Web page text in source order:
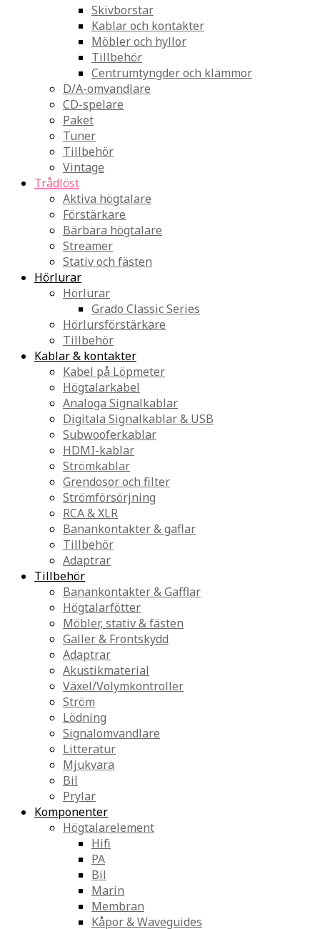
Skivborstar
Kablar och kontakter
Möbler och hyllor
Tillbehör
Centrumtyngder och klämmor
D/A-omvandlare
CD-spelare
Paket
Tuner
Tillbehör
Vintage
Trådlöst
Aktiva högtalare
Förstärkare
Bärbara högtalare
Streamer
Stativ och fästen
Hörlurar
Hörlurar
Grado Classic Series
Hörlursförstärkare
Tillbehör
Kablar & kontakter
Kabel på Löpmeter
Högtalarkabel
Analoga Signalkablar
Digitala Signalkablar & USB
Subwooferkablar
HDMI-kablar
Strömkablar
Grendosor och filter
Strömförsörjning
RCA & XLR
Banankontakter & gaflar
Tillbehör
Adaptrar
Tillbehör
Banankontakter & Gafflar
Högtalarfötter
Möbler, stativ & fästen
Galler & Frontskydd
Adaptrar
Akustikmaterial
Växel/Volymkontroller
Ström
Lödning
Signalomvandlare
Litteratur
Mjukvara
Bil
Prylar
Komponenter
Högtalarelement
Hifi
PA
Bil
Marin
Membran
Kåpor & Waveguides